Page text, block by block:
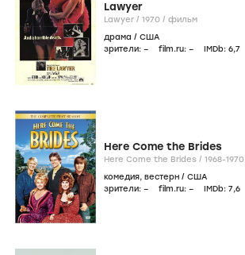
Lawyer
Lawyer / 1970 / фильм
драма / США
зрители: – film.ru: – IMDb: 6,7
Here Come the Brides
Here Come the Brides / 1968-1970
комедия, вестерн / США
зрители: – film.ru: – IMDb: 7,6